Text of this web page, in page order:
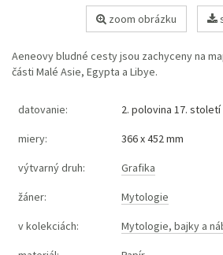
zoom obrázku
Aeneovy bludné cesty jsou zachyceny na
části Malé Asie, Egypta a Libye.
datovanie: 2. polovina 17. století
miery: 366 x 452 mm
výtvarný druh: Grafika
žáner: Mytologie
v kolekciách: Mytologie, bajky a